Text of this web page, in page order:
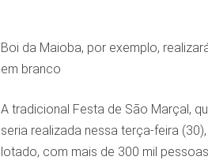
Boi da Maioba, por exemplo,
em branco
A tradicional Festa de São Marçal,
seria realizada nessa terça-feira
lotado, com mais de 300 mil